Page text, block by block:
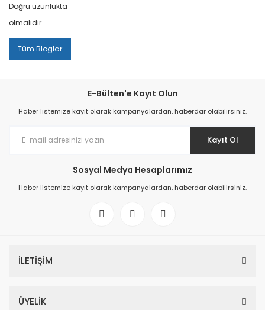
Doğru uzunlukta
olmalıdır.
Tüm Bloglar
E-Bülten'e Kayıt Olun
Haber listemize kayıt olarak kampanyalardan, haberdar olabilirsiniz.
Kayıt Ol
Sosyal Medya Hesaplarımız
Haber listemize kayıt olarak kampanyalardan, haberdar olabilirsiniz.
İLETİŞİM
ÜYELİK